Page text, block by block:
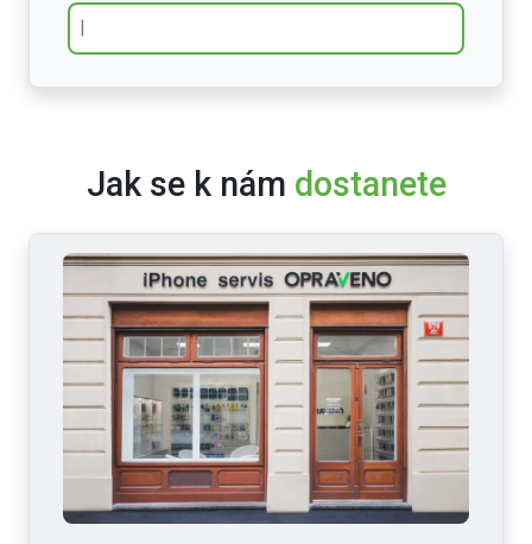
Jak se k nám dostanete